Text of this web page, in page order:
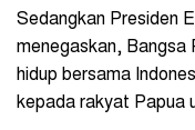
Sedangkan Presiden
menegaskan, Bangsa
hidup bersama
kepada rakyat Papua